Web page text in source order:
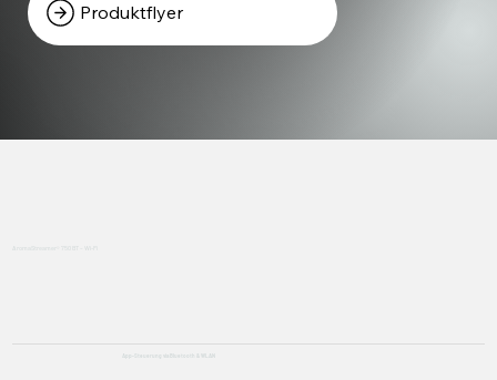
Produktflyer
App-Steuerung via Bluetooth & WLAN